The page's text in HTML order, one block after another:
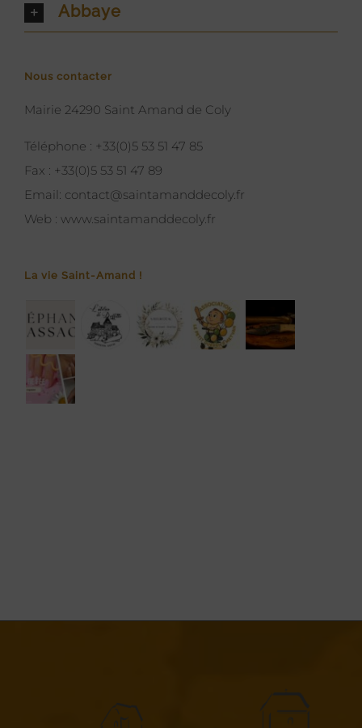
Abbaye
Nous contacter
Mairie 24290 Saint Amand de Coly
Téléphone : +33(0)5 53 51 47 85
Fax : +33(0)5 53 51 47 89
Email: contact@saintamanddecoly.fr
Web : www.saintamanddecoly.fr
La vie Saint-Amand !